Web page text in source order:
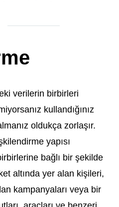
verilerin birbirleri
kullandığınız
oldukça zorlaşır.
yapısı
bağlı bir şekilde
altında yer alan kişileri,
kampanyaları veya bir